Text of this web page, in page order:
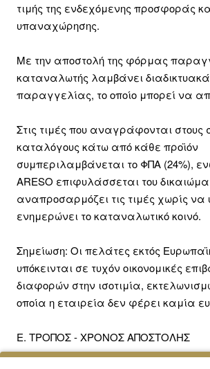
τιμής της ενδεχόμενης προσφοράς
υπαναχώρησης.
Με την αποστολή της φόρμας
καταναλωτής λαμβάνει
παραγγελίας, το οποίο μπορεί να
Στις τιμές που αναγράφονται στους
καταλόγους κάτω από κάθε προϊόν
συμπεριλαμβάνεται το ΦΠΑ (24%),
ARESO επιφυλάσσεται του
αναπροσαρμόζει τις τιμές χωρίς να
ενημερώνει το καταναλωτικό κοινό.
Σημείωση: Οι πελάτες εκτός
υπόκεινται σε τυχόν οικονομικές
διαφορών στην ισοτιμία,
οποία η εταιρεία δεν φέρει καμία
Ε. ΤΡΟΠΟΣ - ΧΡΟΝΟΣ ΑΠΟΣΤΟΛΗΣ